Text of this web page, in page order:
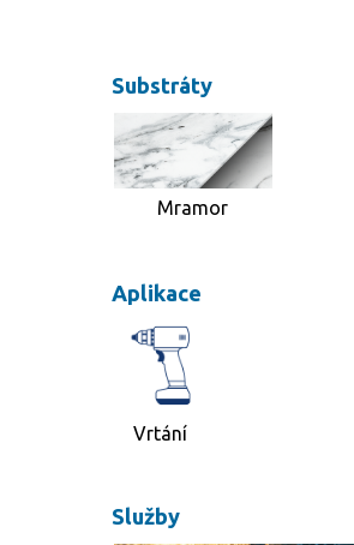
Substráty
Mramor
Aplikace
Vrtání
Služby